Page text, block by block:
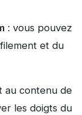
: vous pouvez
et du
au contenu de
les doigts du